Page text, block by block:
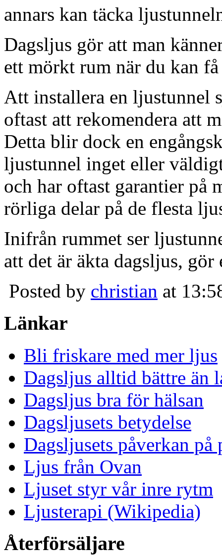
annars kan täcka
Dagsljus gör att man
ett mörkt rum när du kan
Att installera en ljustunnel
oftast att rekomendera att
Detta blir dock en
ljustunnel inget eller
och har oftast garantier på
rörliga delar på de flesta
Inifrån rummet ser
att det är äkta dagsljus,
Posted by christian at
Länkar
Bli friskare med mer ljus
Dagsljus alltid bättre än
Dagsljus bra för hälsan
Dagsljusets betydelse
Dagsljusets påverkan på
Ljus från Ovan
Ljuset styr vår inre rytm
Ljusterapi (Wikipedia)
Återförsäljare